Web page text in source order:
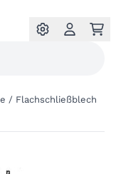
/ Flachschließblech